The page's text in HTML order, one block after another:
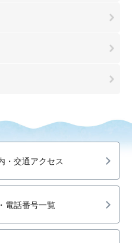
・交通アクセス
電話番号一覧